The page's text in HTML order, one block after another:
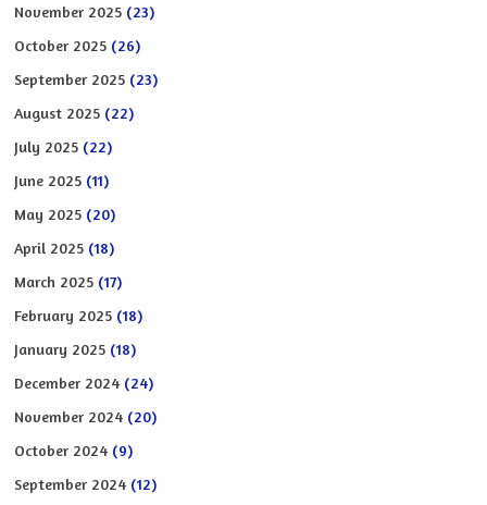
November 2025 (23)
October 2025 (26)
September 2025 (23)
August 2025 (22)
July 2025 (22)
June 2025 (11)
May 2025 (20)
April 2025 (18)
March 2025 (17)
February 2025 (18)
January 2025 (18)
December 2024 (24)
November 2024 (20)
October 2024 (9)
September 2024 (12)